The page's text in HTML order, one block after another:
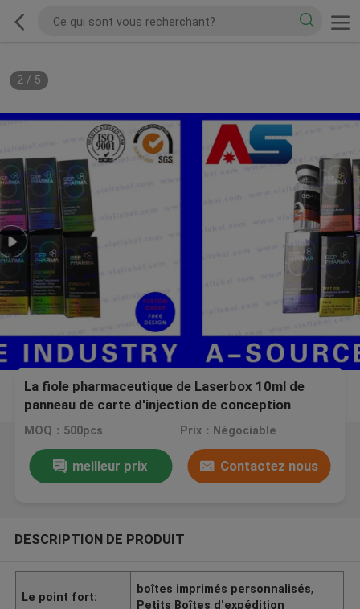
2/ 5
La fiole pharmaceutique de Laserbox 10ml de
panneau de carte d'injection de conception
d'emballage enferme dans une boîte l'impression
avec des labels de Genpharma
MOQ：500pcs Prix：Négociable
meilleur prix Contactez nous
DESCRIPTION DE PRODUIT
Le point fort:
boîtes imprimés personnalisés,
Petits Boîtes d'expédition